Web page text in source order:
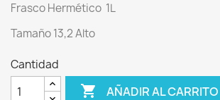
Frasco Hermético 1L
Tamaño 13,2 Alto
Cantidad
 AÑADIR AL CARRITO